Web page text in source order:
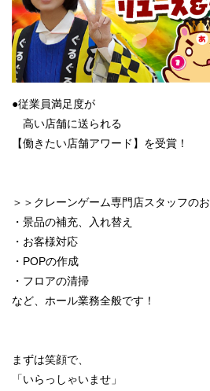
●従業員満足度が
高い店舗に送られる
【働きたい店舗アワード】を受賞！
＞＞クレーンゲーム専門店スタッフの
・景品の補充、入れ替え
・お客様対応
・POPの作成
・フロアの清掃
など、ホール業務全般です！
まずは笑顔で、
「いらっしゃいませ」